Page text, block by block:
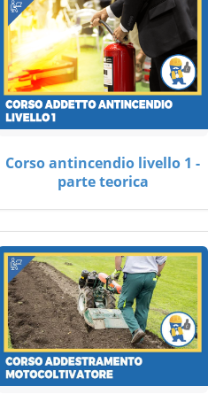
Corso antincendio livello 1 -
parte teorica